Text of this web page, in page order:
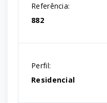
Referência:
882
Perfil:
Residencial